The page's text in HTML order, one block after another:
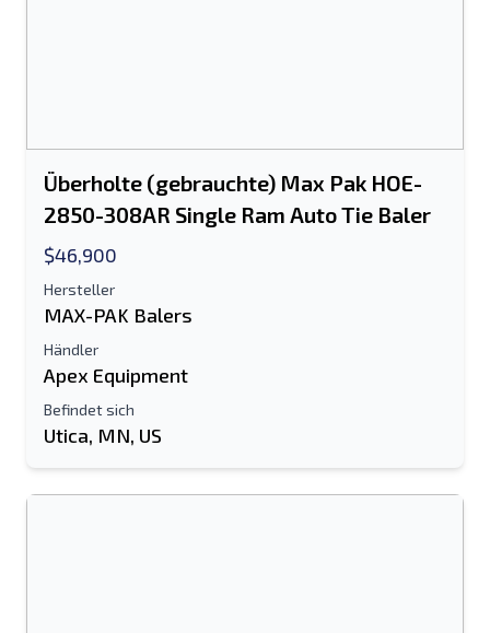
Überholte (gebrauchte) Max Pak HOE-
2850-308AR Single Ram Auto Tie Baler
$46,900
Hersteller
MAX-PAK Balers
Händler
Apex Equipment
Befindet sich
Utica, MN, US